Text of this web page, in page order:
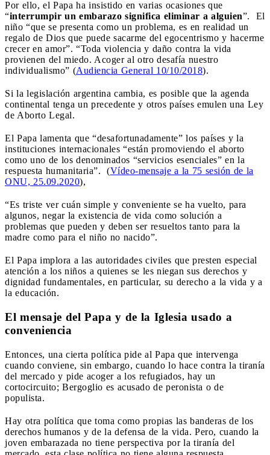
Por ello, el Papa ha insistido en varias ocasiones que
“interrumpir un embarazo significa eliminar a alguien”.
El
niño “que se presenta como un problema, es en realidad un
regalo de Dios que puede sacarme del egocentrismo y hacerme
crecer en amor”. “Toda violencia y daño contra la vida
provienen del miedo. Acoger al otro desafía nuestro
individualismo” (Audiencia General 10/10/2018).
Si la legislación argentina cambia, es posible que la agenda
continental tenga un precedente y otros países emulen una Ley
de Aborto Legal.
El Papa lamenta que “desafortunadamente” los países y la
instituciones internacionales “están promoviendo el aborto
como uno de los denominados “servicios esenciales” en la
respuesta humanitaria”. (Vídeo-mensaje a la 75 sesión de la
ONU, 25.09.2020),
“Es triste ver cuán simple y conveniente se ha vuelto, para
algunos, negar la existencia de vida como solución a
problemas que pueden y deben ser resueltos tanto para la
madre como para el niño no nacido”.
El Papa implora a las autoridades civiles que presten especial
atención a los niños a quienes se les niegan sus derechos y
dignidad fundamentales, en particular, su derecho a la vida y a
la educación.
El mensaje del Papa y de la Iglesia usado a
conveniencia
Entonces, una cierta política pide al Papa que intervenga
cuando conviene, sin embargo, cuando lo hace contra la tiranía
del mercado y pide acoger a los refugiados, hay un
cortocircuito; Bergoglio es acusado de peronista o de
populista.
Hay otra política que toma como propias las banderas de los
derechos humanos y de la defensa de la vida. Pero, cuando la
joven embarazada no tiene perspectiva por la tiranía del